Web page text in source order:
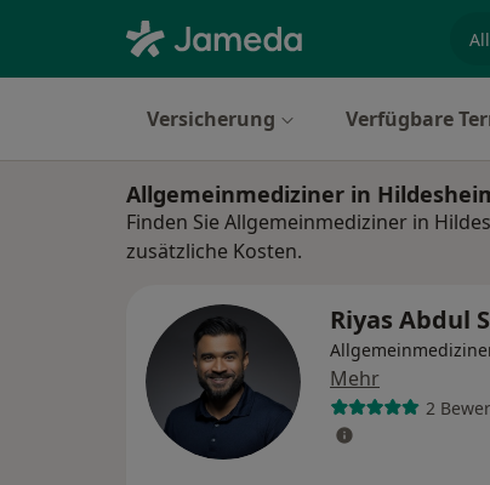
Versicherung Verfügbare
Allgemeinmediziner in
Finden Sie Allgemeinmediziner in
zusätzliche Kosten.
Riyas Abdul
Mehr
2